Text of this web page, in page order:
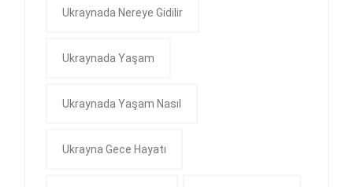
Ukraynada Nereye Gidilir
Ukraynada Yaşam
Ukraynada Yaşam Nasıl
Ukrayna Gece Hayatı